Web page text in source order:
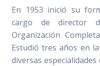
En 1953 inició su
cargo de director
Organización
Estudió tres años en
diversas